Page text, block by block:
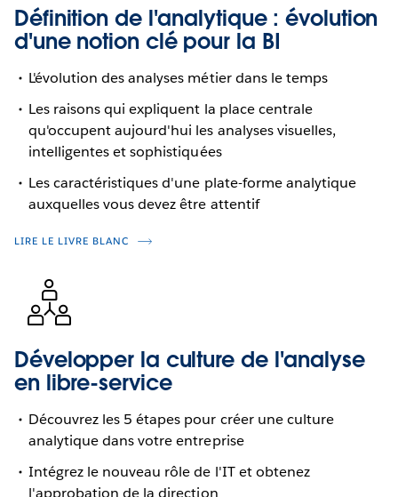
Définition de l'analytique : évolution
d'une notion clé pour la BI
L'évolution des analyses métier dans le temps
Les raisons qui expliquent la place centrale
qu'occupent aujourd'hui les analyses visuelles,
intelligentes et sophistiquées
Les caractéristiques d'une plate-forme analytique
auxquelles vous devez être attentif
LIRE LE LIVRE BLANC
Développer la culture de l'analyse
en libre-service
Découvrez les 5 étapes pour créer une culture
analytique dans votre entreprise
Intégrez le nouveau rôle de l'IT et obtenez